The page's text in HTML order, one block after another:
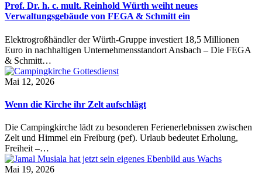
Prof. Dr. h. c. mult. Reinhold Würth weiht neues
Verwaltungsgebäude von FEGA & Schmitt ein
Elektrogroßhändler der Würth-Gruppe investiert 18,5 Millionen
Euro in nachhaltigen Unternehmensstandort Ansbach – Die FEGA
& Schmitt…
Mai 12, 2026
Wenn die Kirche ihr Zelt aufschlägt
Die Campingkirche lädt zu besonderen Ferienerlebnissen zwischen
Zelt und Himmel ein Freiburg (pef). Urlaub bedeutet Erholung,
Freiheit –…
Mai 19, 2026